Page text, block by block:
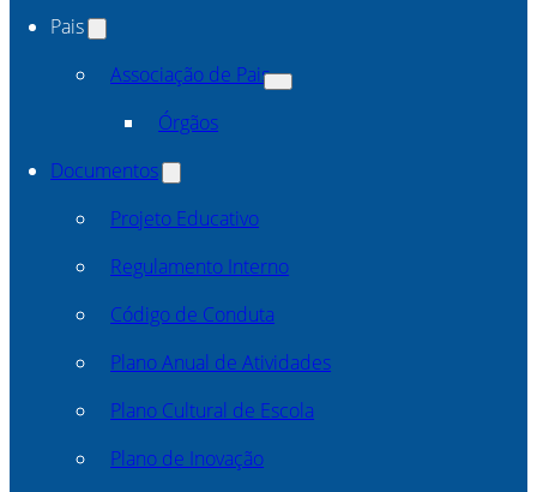
Pais
Associação de Pais
Órgãos
Documentos
Projeto Educativo
Regulamento Interno
Código de Conduta
Plano Anual de Atividades
Plano Cultural de Escola
Plano de Inovação